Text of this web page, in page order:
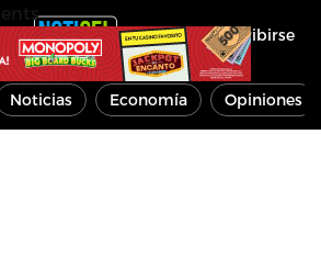
Inscribirse
Noticias Economía Opiniones